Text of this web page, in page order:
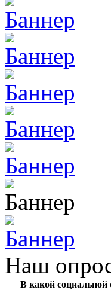
Наш
В какой социальной